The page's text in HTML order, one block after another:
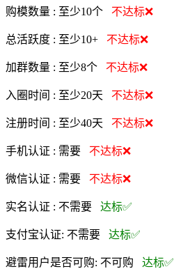
购模数量 : 至少10个 不达标❌
总活跃度 : 至少10+ 不达标❌
加群数量 : 至少8个 不达标❌
入圈时间 : 至少20天 不达标❌
注册时间 : 至少40天 不达标❌
手机认证 : 需要 不达标❌
微信认证 : 需要 不达标❌
实名认证 : 不需要 达标✅
支付宝认证: 不需要 达标✅
避雷用户是否可购: 不可购 达标✅